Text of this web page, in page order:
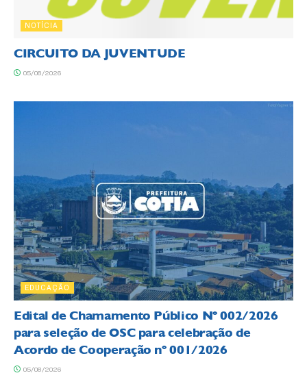
NOTÍCIA
CIRCUITO DA JUVENTUDE
05/08/2026
EDUCAÇÃO
Edital de Chamamento Público Nº 002/2026
para seleção de OSC para celebração de
Acordo de Cooperação nº 001/2026
05/08/2026